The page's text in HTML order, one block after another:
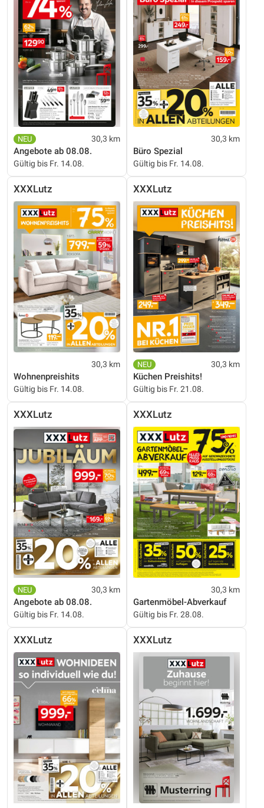
30,3 km
Angebote ab 08.08.
Gültig bis Fr. 14.08.
30,3 km
Büro Spezial
Gültig bis Fr. 14.08.
XXXLutz
30,3 km
Wohnenpreishits
Gültig bis Fr. 14.08.
XXXLutz
30,3 km
Küchen Preishits!
Gültig bis Fr. 21.08.
XXXLutz
30,3 km
Angebote ab 08.08.
Gültig bis Fr. 14.08.
XXXLutz
30,3 km
Gartenmöbel-Abverkauf
Gültig bis Fr. 28.08.
XXXLutz XXXLutz